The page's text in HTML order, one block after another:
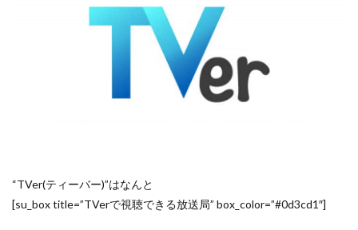
“TVer(ティーバー)”はなんと
[su_box title=”TVerで視聴できる放送局” box_color=”#0d3cd1″]